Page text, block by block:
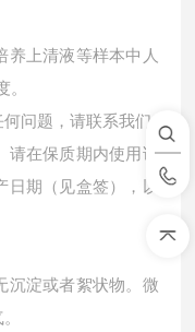
养上清液等样本中 人
问题，请联系我们
请在保质期内使用试
期（见盒签），以
沉淀或者絮状物。微